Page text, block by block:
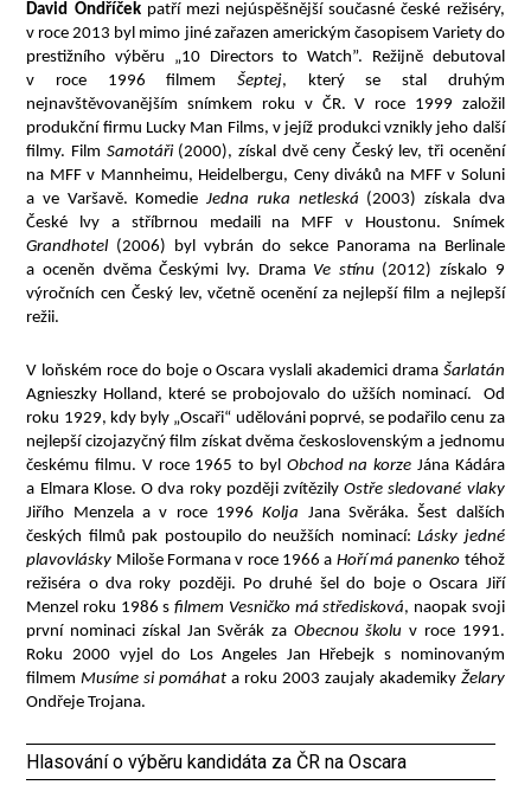
David Ondříčekpatří mezi nejúspěšnější současné české režiséry,
v roce 2013 byl mimo jiné zařazen americkým časopisem Variety do
prestižního výběru „10 Directors to Watch”. Režijně debutoval
v roce 1996 filmem Šeptej, který se stal druhým
nejnavštěvovanějším snímkem roku v ČR. V roce 1999 založil
produkční firmu Lucky Man Films, v jejíž produkci vznikly jeho další
filmy. Film Samotáři (2000), získal dvě ceny Český lev, tři ocenění
na MFF v Mannheimu, Heidelbergu, Ceny diváků na MFF v Soluni
a ve Varšavě. KomedieJedna ruka netleská (2003) získala dva
České lvy a stříbrnou medaili na MFF v Houstonu. Snímek
Grandhotel (2006) byl vybrán do sekce Panorama na Berlinale
a oceněn dvěma Českými lvy. Drama Ve stínu (2012) získalo 9
výročních cen Český lev, včetně ocenění za nejlepší film a nejlepší
režii.
V loňském roce do boje o Oscara vyslali akademici drama Šarlatán
Agnieszky Holland, které se probojovalo do užších nominací. Od
roku 1929, kdy byly „Oscaři“ udělováni poprvé, se podařilo cenu za
nejlepší cizojazyčný film získat dvěma československým a jednomu
českému filmu. V roce 1965 to byl Obchod na korze Jána Kádára
a Elmara Klose. O dva roky později zvítězilyOstře sledované vlaky
Jiřího Menzela a v roce 1996Kolja Jana Svěráka. Šest dalších
českých filmů pak postoupilo do neužších nominací:Lásky jedné
plavovlásky Miloše Formana v roce 1966 a Hoří má panenko téhož
režiséra o dva roky později. Po druhé šel do boje o Oscara Jiří
Menzel roku 1986 sfilmem Vesničko má středisková, naopak svoji
první nominaci získal Jan Svěrák za Obecnou školu v roce 1991.
Roku 2000 vyjel do Los Angeles Jan Hřebejk s nominovaným
filmemMusíme si pomáhat a roku 2003 zaujaly akademiky Želary
Ondřeje Trojana.
Hlasování o výběru kandidáta za ČR na Oscara